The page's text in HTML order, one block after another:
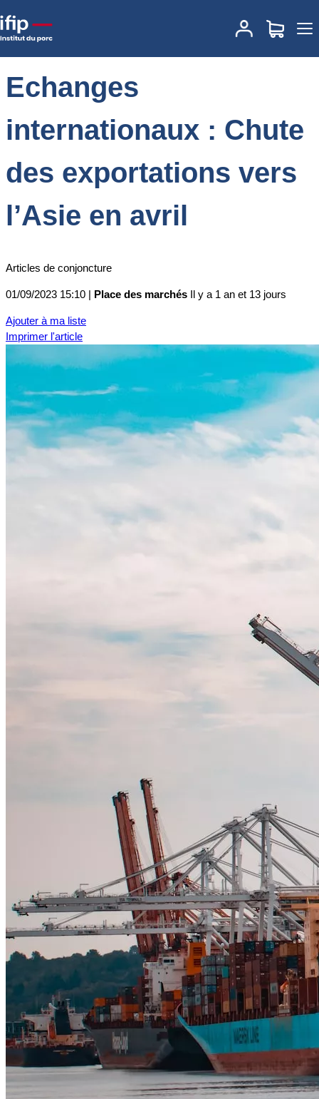
Accueil Actualités des marchés
Echanges
internationaux : Chute des exportations vers l’Asie en avril
Echanges
internationaux : Chute
des exportations vers
l’Asie en avril
Articles de conjoncture
01/09/2023 15:10 | Place des marchés Il y a 1 an et 13 jours
Ajouter à ma liste
Imprimer l'article